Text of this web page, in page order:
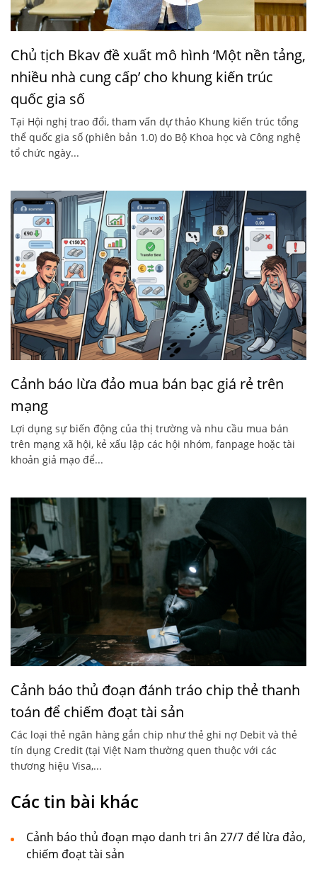
Chủ tịch Bkav đề xuất mô hình ‘Một nền tảng,
nhiều nhà cung cấp’ cho khung kiến trúc
quốc gia số
Tại Hội nghị trao đổi, tham vấn dự thảo Khung kiến trúc tổng
thể quốc gia số (phiên bản 1.0) do Bộ Khoa học và Công nghệ
tổ chức ngày...
Cảnh báo lừa đảo mua bán bạc giá rẻ trên
mạng
Lợi dụng sự biến động của thị trường và nhu cầu mua bán
trên mạng xã hội, kẻ xấu lập các hội nhóm, fanpage hoặc tài
khoản giả mạo để...
Cảnh báo thủ đoạn đánh tráo chip thẻ thanh
toán để chiếm đoạt tài sản
Các loại thẻ ngân hàng gắn chip như thẻ ghi nợ Debit và thẻ
tín dụng Credit (tại Việt Nam thường quen thuộc với các
thương hiệu Visa,...
Các tin bài khác
Cảnh báo thủ đoạn mạo danh tri ân 27/7 để lừa đảo,
chiếm đoạt tài sản